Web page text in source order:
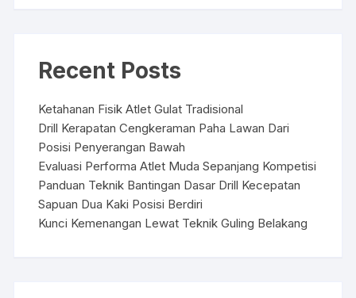
Recent Posts
Ketahanan Fisik Atlet Gulat Tradisional
Drill Kerapatan Cengkeraman Paha Lawan Dari
Posisi Penyerangan Bawah
Evaluasi Performa Atlet Muda Sepanjang Kompetisi
Panduan Teknik Bantingan Dasar Drill Kecepatan
Sapuan Dua Kaki Posisi Berdiri
Kunci Kemenangan Lewat Teknik Guling Belakang